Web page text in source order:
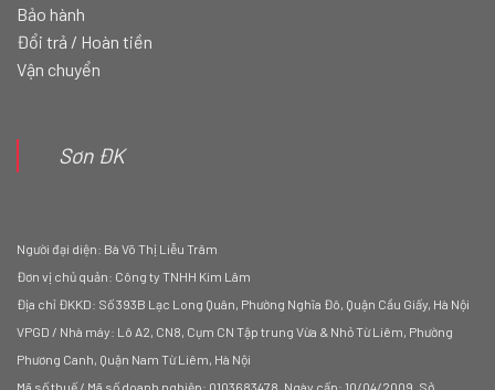
Bảo hành
Đổi trả / Hoàn tiền
Vận chuyển
Sơn ĐK
Người đại diện: Bà Võ Thị Liễu Trâm
Đơn vị chủ quản: Công ty TNHH Kim Lâm
Địa chỉ ĐKKD: Số 393B Lạc Long Quân, Phường Nghĩa Đô, Quận Cầu Giấy, Hà Nội
VPGD / Nhà máy: Lô A2, CN8, Cụm CN Tập trung Vừa & Nhỏ Từ Liêm, Phường
Phương Canh, Quận Nam Từ Liêm, Hà Nội
Mã số thuế / Mã số doanh nghiệp: 0103683478, Ngày cấp: 10/04/2009, Sở